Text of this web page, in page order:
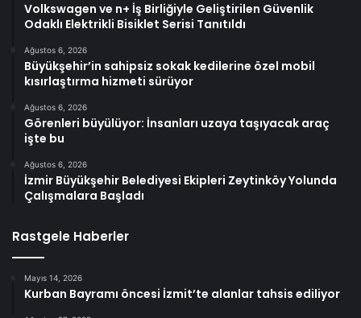
Volkswagen ve n+ İş Birliğiyle Geliştirilen Güvenlik
Odaklı Elektrikli Bisiklet Serisi Tanıtıldı
Ağustos 6, 2026
Büyükşehir’in sahipsiz sokak kedilerine özel mobil
kısırlaştırma hizmeti sürüyor
Ağustos 6, 2026
Görenleri büyülüyor: İnsanları uzaya taşıyacak araç
işte bu
Ağustos 6, 2026
İzmir Büyükşehir Belediyesi Ekipleri Zeytinköy Yolunda
Çalışmalara Başladı
Rastgele Haberler
Mayıs 14, 2026
Kurban Bayramı öncesi İzmit’te alanlar tahsis ediliyor